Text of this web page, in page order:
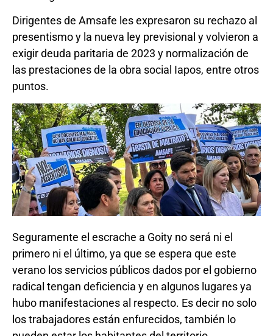
Dirigentes de Amsafe les expresaron su rechazo al
presentismo y la nueva ley previsional y volvieron a
exigir deuda paritaria de 2023 y normalización de
las prestaciones de la obra social Iapos, entre otros
puntos.
Seguramente el escrache a Goity no será ni el
primero ni el último, ya que se espera que este
verano los servicios públicos dados por el gobierno
radical tengan deficiencia y en algunos lugares ya
hubo manifestaciones al respecto. Es decir no solo
los trabajadores están enfurecidos, también lo